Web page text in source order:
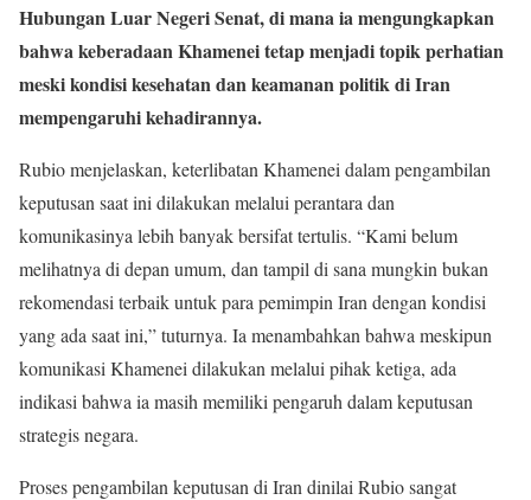
Hubungan Luar Negeri Senat, di mana ia mengungkapkan
bahwa keberadaan Khamenei tetap menjadi topik perhatian
meski kondisi kesehatan dan keamanan politik di Iran
mempengaruhi kehadirannya.
Rubio menjelaskan, keterlibatan Khamenei dalam pengambilan
keputusan saat ini dilakukan melalui perantara dan
komunikasinya lebih banyak bersifat tertulis. “Kami belum
melihatnya di depan umum, dan tampil di sana mungkin bukan
rekomendasi terbaik untuk para pemimpin Iran dengan kondisi
yang ada saat ini,” tuturnya. Ia menambahkan bahwa meskipun
komunikasi Khamenei dilakukan melalui pihak ketiga, ada
indikasi bahwa ia masih memiliki pengaruh dalam keputusan
strategis negara.
Proses pengambilan keputusan di Iran dinilai Rubio sangat